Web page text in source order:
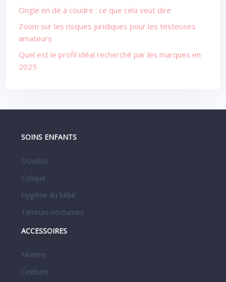
Ongle en dé à coudre : ce que cela veut dire
Zoom sur les risques juridiques pour les testeuses
amateurs
Quel est le profil idéal recherché par les marques en
2025
SOINS ENFANTS
Doudou
Colique
Hygiène du bébé
Terreurs nocturnes
ACCESSOIRES
Montre
Ceinture